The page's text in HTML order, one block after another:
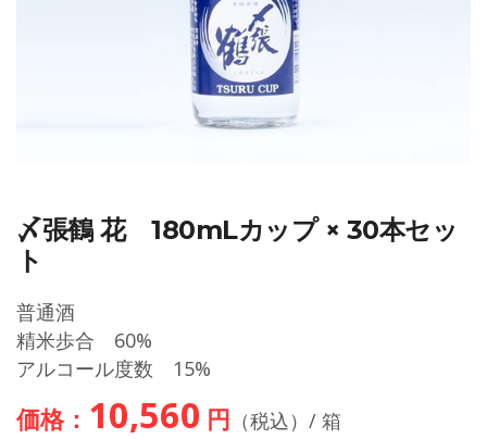
〆張鶴 花 180mLカップ × 30本セッ
ト
普通酒
精米歩合 60%
アルコール度数 15%
価格： 10,560 円 （税込）/ 箱